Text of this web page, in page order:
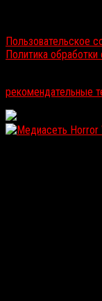
Пользовательское
Политика
рекомендательные